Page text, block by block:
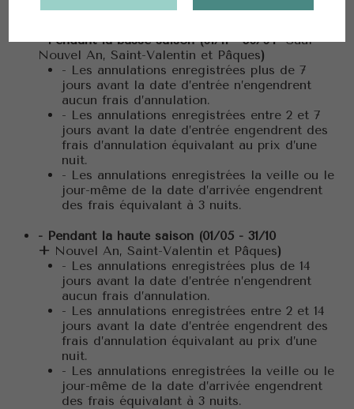
désistement a lieu :
- Pendant la basse saison (01/11 - 30/04Sauf
Nouvel An, Saint-Valentin et Pâques)
- Les annulations enregistrées plus de 7
jours avant la date d’entrée n’engendrent
aucun frais d’annulation.
- Les annulations enregistrées entre 2 et 7
jours avant la date d’entrée engendrent des
frais d’annulation équivalant au prix d’une
nuit.
- Les annulations enregistrées la veille ou le
jour-même de la date d’arrivée engendrent
des frais équivalant à 3 nuits.
- Pendant la haute saison (01/05 - 31/10
+ Nouvel An, Saint-Valentin et Pâques)
- Les annulations enregistrées plus de 14
jours avant la date d’entrée n’engendrent
aucun frais d’annulation.
- Les annulations enregistrées entre 2 et 14
jours avant la date d’entrée engendrent des
frais d’annulation équivalant au prix d’une
nuit.
- Les annulations enregistrées la veille ou le
jour-même de la date d’arrivée engendrent
des frais équivalant à 3 nuits.